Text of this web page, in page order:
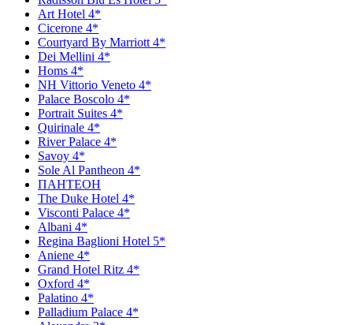
Art Hotel 4*
Сicerone 4*
Сourtyard By Marriott 4*
Dei Mellini 4*
Homs 4*
NH Vittorio Veneto 4*
Palace Boscolo 4*
Portrait Suites 4*
Quirinale 4*
River Palace 4*
Savoy 4*
Sole Al Pantheon 4*
ПАНТЕОН
The Duke Hotel 4*
Visconti Palace 4*
Аlbani 4*
Regina Baglioni Hotel 5*
Aniene 4*
Grand Hotel Ritz 4*
Oxford 4*
Рalatino 4*
Рalladium Рalace 4*